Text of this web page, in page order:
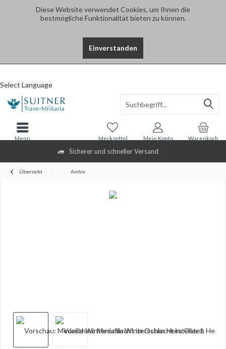
Diese Website verwendet Cookies, um Ihnen die
bestmögliche Funktionalität bieten zu können.
Einverstanden
Sicherer und schneller Versand
Select Language
Warenkorb
Merkzettel Mein Konto
Menü
Übersicht Archiv